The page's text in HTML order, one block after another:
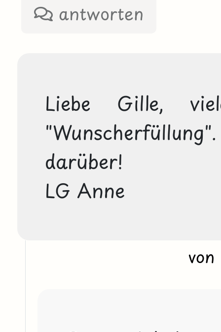
antworten
Liebe Gille,
darüber!
LG Anne